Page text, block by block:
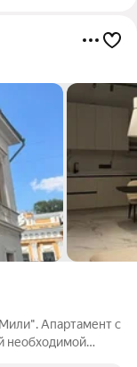
Апартамент с
необходимой